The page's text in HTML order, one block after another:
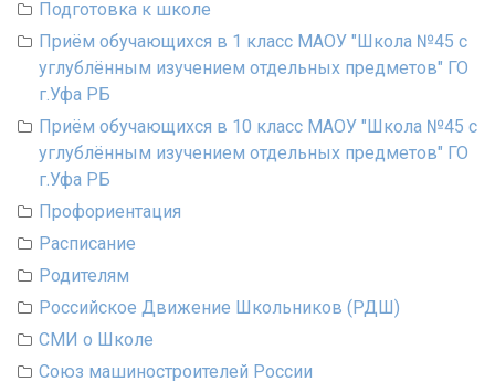
Подготовка к школе
Приём обучающихся в 1 класс МАОУ "Школа №45 с
углублённым изучением отдельных предметов" ГО
г.Уфа РБ
Приём обучающихся в 10 класс МАОУ "Школа №45 с
углублённым изучением отдельных предметов" ГО
г.Уфа РБ
Профориентация
Расписание
Родителям
Российское Движение Школьников (РДШ)
СМИ о Школе
Союз машиностроителей России